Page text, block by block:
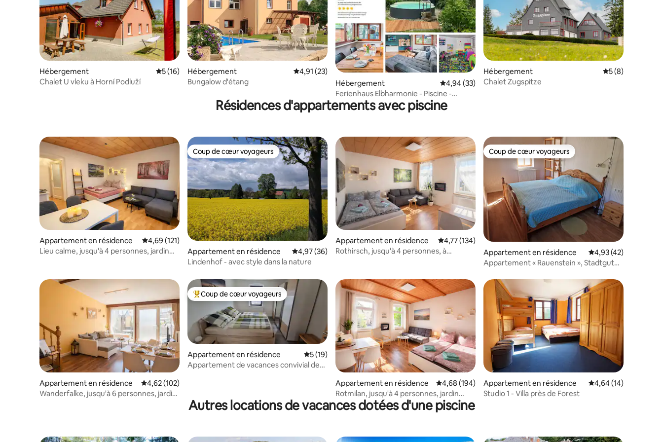
Hébergement Évaluation moyenne sur la base de 16 commentaires : 5 sur 5
5 (16)
Chalet U vleku à Horní Podluží
Hébergement Évaluation moyenne sur la base de 23 commentaires : 4,91 sur 5
4,91 (23)
Bungalow d'étang
Hébergement Évaluation moyenne sur la base de 33 commentaires : 4,94 sur 5
4,94 (33)
Ferienhaus Elbharmonie - Piscine -
Cheminée - Jardin
Hébergement Évaluation
5 (8)
Chalet Zugspitze
Résidences d'appartements avec piscine
Appartement en résidence Évaluation moyenne sur la base de 121 commentaires : 4,69 sur 5
4,69 (121)
Lieu calme, jusqu'à 4 personnes, jardin
Coup de cœur voyageurs
Coup de cœur voyageurs
Appartement en résidence Évaluation moyenne sur la base de 36 commentaires : 4,97 sur 5
4,97 (36)
Lindenhof - avec style dans la nature
Appartement en résidence Évaluation moyenne sur la base de 134 commentaires : 4,77 sur 5
4,77 (134)
Rothirsch, jusqu'à 4 personnes, à
Coup de cœur voyageurs
Coup de cœur voyageurs
Appartement en résidence Évaluation moyenne
4,93 (42)
Appartement « Rauenstein », Stadtgut
Appartement en résidence Évaluation moyenne sur la base de 102 commentaires : 4,62 sur 5
4,62 (102)
Wanderfalke, jusqu'à 6 personnes, jardin
Coups de cœur voyageurs les plus appréciés
Coup de cœur voyageurs
Appartement en résidence Évaluation moyenne sur la base de 19 commentaires : 5 sur 5
5 (19)
Appartement de vacances convivial de
Appartement en résidence
Évaluation moyenne sur la base de 194 commentaires : 4,68 sur 5
4,68 (194)
Rotmilan, jusqu'à 4 personnes, jardin
avec piscine et barbecue
Appartement en résidence Évaluation moyenne
4,64 (14)
Studio 1 - Villa près de Forest
Autres locations de vacances dotées d'une piscine